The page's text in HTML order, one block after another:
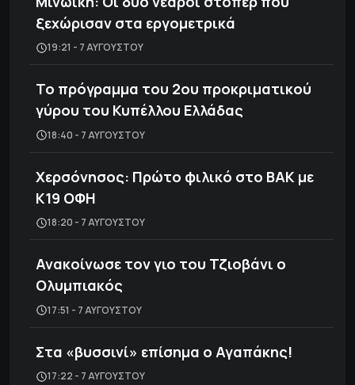
ξεχώρισαν στα εργομετρικά
19:21 - 7 ΑΥΓΟΎΣΤΟΥ
Το πρόγραμμα του 2ου προκριματικού
γύρου του Κυπέλλου Ελλάδας
18:40 - 7 ΑΥΓΟΎΣΤΟΥ
Χερσόνησος: Πρώτο φιλικό στο ΒΑΚ με
Κ19 ΟΦΗ
18:20 - 7 ΑΥΓΟΎΣΤΟΥ
Ανακοίνωσε τον γιο του Τζιοβάνι ο
Ολυμπιακός
17:51 - 7 ΑΥΓΟΎΣΤΟΥ
Στα «βυσσινί» επίσημα ο Αγαπάκης!
17:22 - 7 ΑΥΓΟΎΣΤΟΥ